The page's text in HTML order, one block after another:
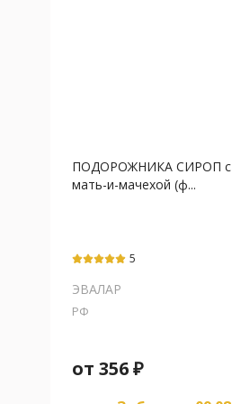
ПОДОРОЖНИКА СИРОП с
мать-и-мачехой (ф...
5
ЭВАЛАР
РФ
от 356₽